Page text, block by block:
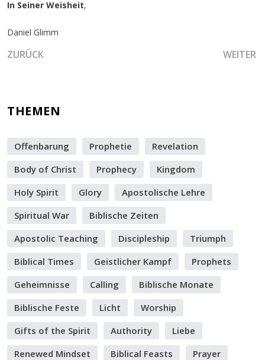
In Seiner Weisheit,
Daniel Glimm
VORHERIGER BEITRAG: DAS ZELT DER PROPHETIE UND
ZURÜCK WEITER
THEMEN
Offenbarung Prophetie
Revelation
Body of Christ
Prophecy
Kingdom
Holy Spirit
Glory
Apostolische Lehre
Spiritual War
Biblische Zeiten
Apostolic Teaching
Discipleship
Triumph
Biblical Times
Geistlicher Kampf
Prophets
Geheimnisse
Calling
Biblische Monate
Biblische Feste
Licht
Worship
Gifts of the Spirit
Authority
Liebe
Renewed Mindset
Biblical Feasts
Prayer